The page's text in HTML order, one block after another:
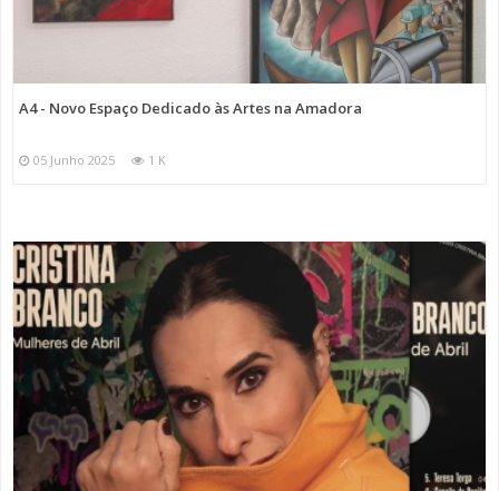
A4 - Novo Espaço Dedicado às Artes na Amadora
05 Junho 2025 1 K